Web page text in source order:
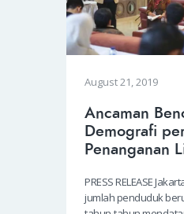
KENALAN
August 21, 2019
Ancaman
Demografi
Penanganan
PRESS RELEASE
jumlah penduduk